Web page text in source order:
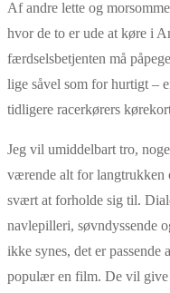
Af andre lette og
hvor de to er ude at køre i
færdselsbetjenten må
lige såvel som for hurtigt –
tidligere racerkørers
Jeg vil umiddelbart tro,
værende alt for langtrukken
svært at forholde sig til.
navlepilleri, søvndyssende
ikke synes, det er
populær en film. De vil give